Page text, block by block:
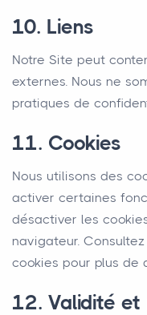
10. Liens
Notre Site peut
externes. Nous ne
pratiques de
11. Cookies
Nous utilisons des
activer certaines
désactiver les
navigateur.
cookies pour plus de
12. Validité et